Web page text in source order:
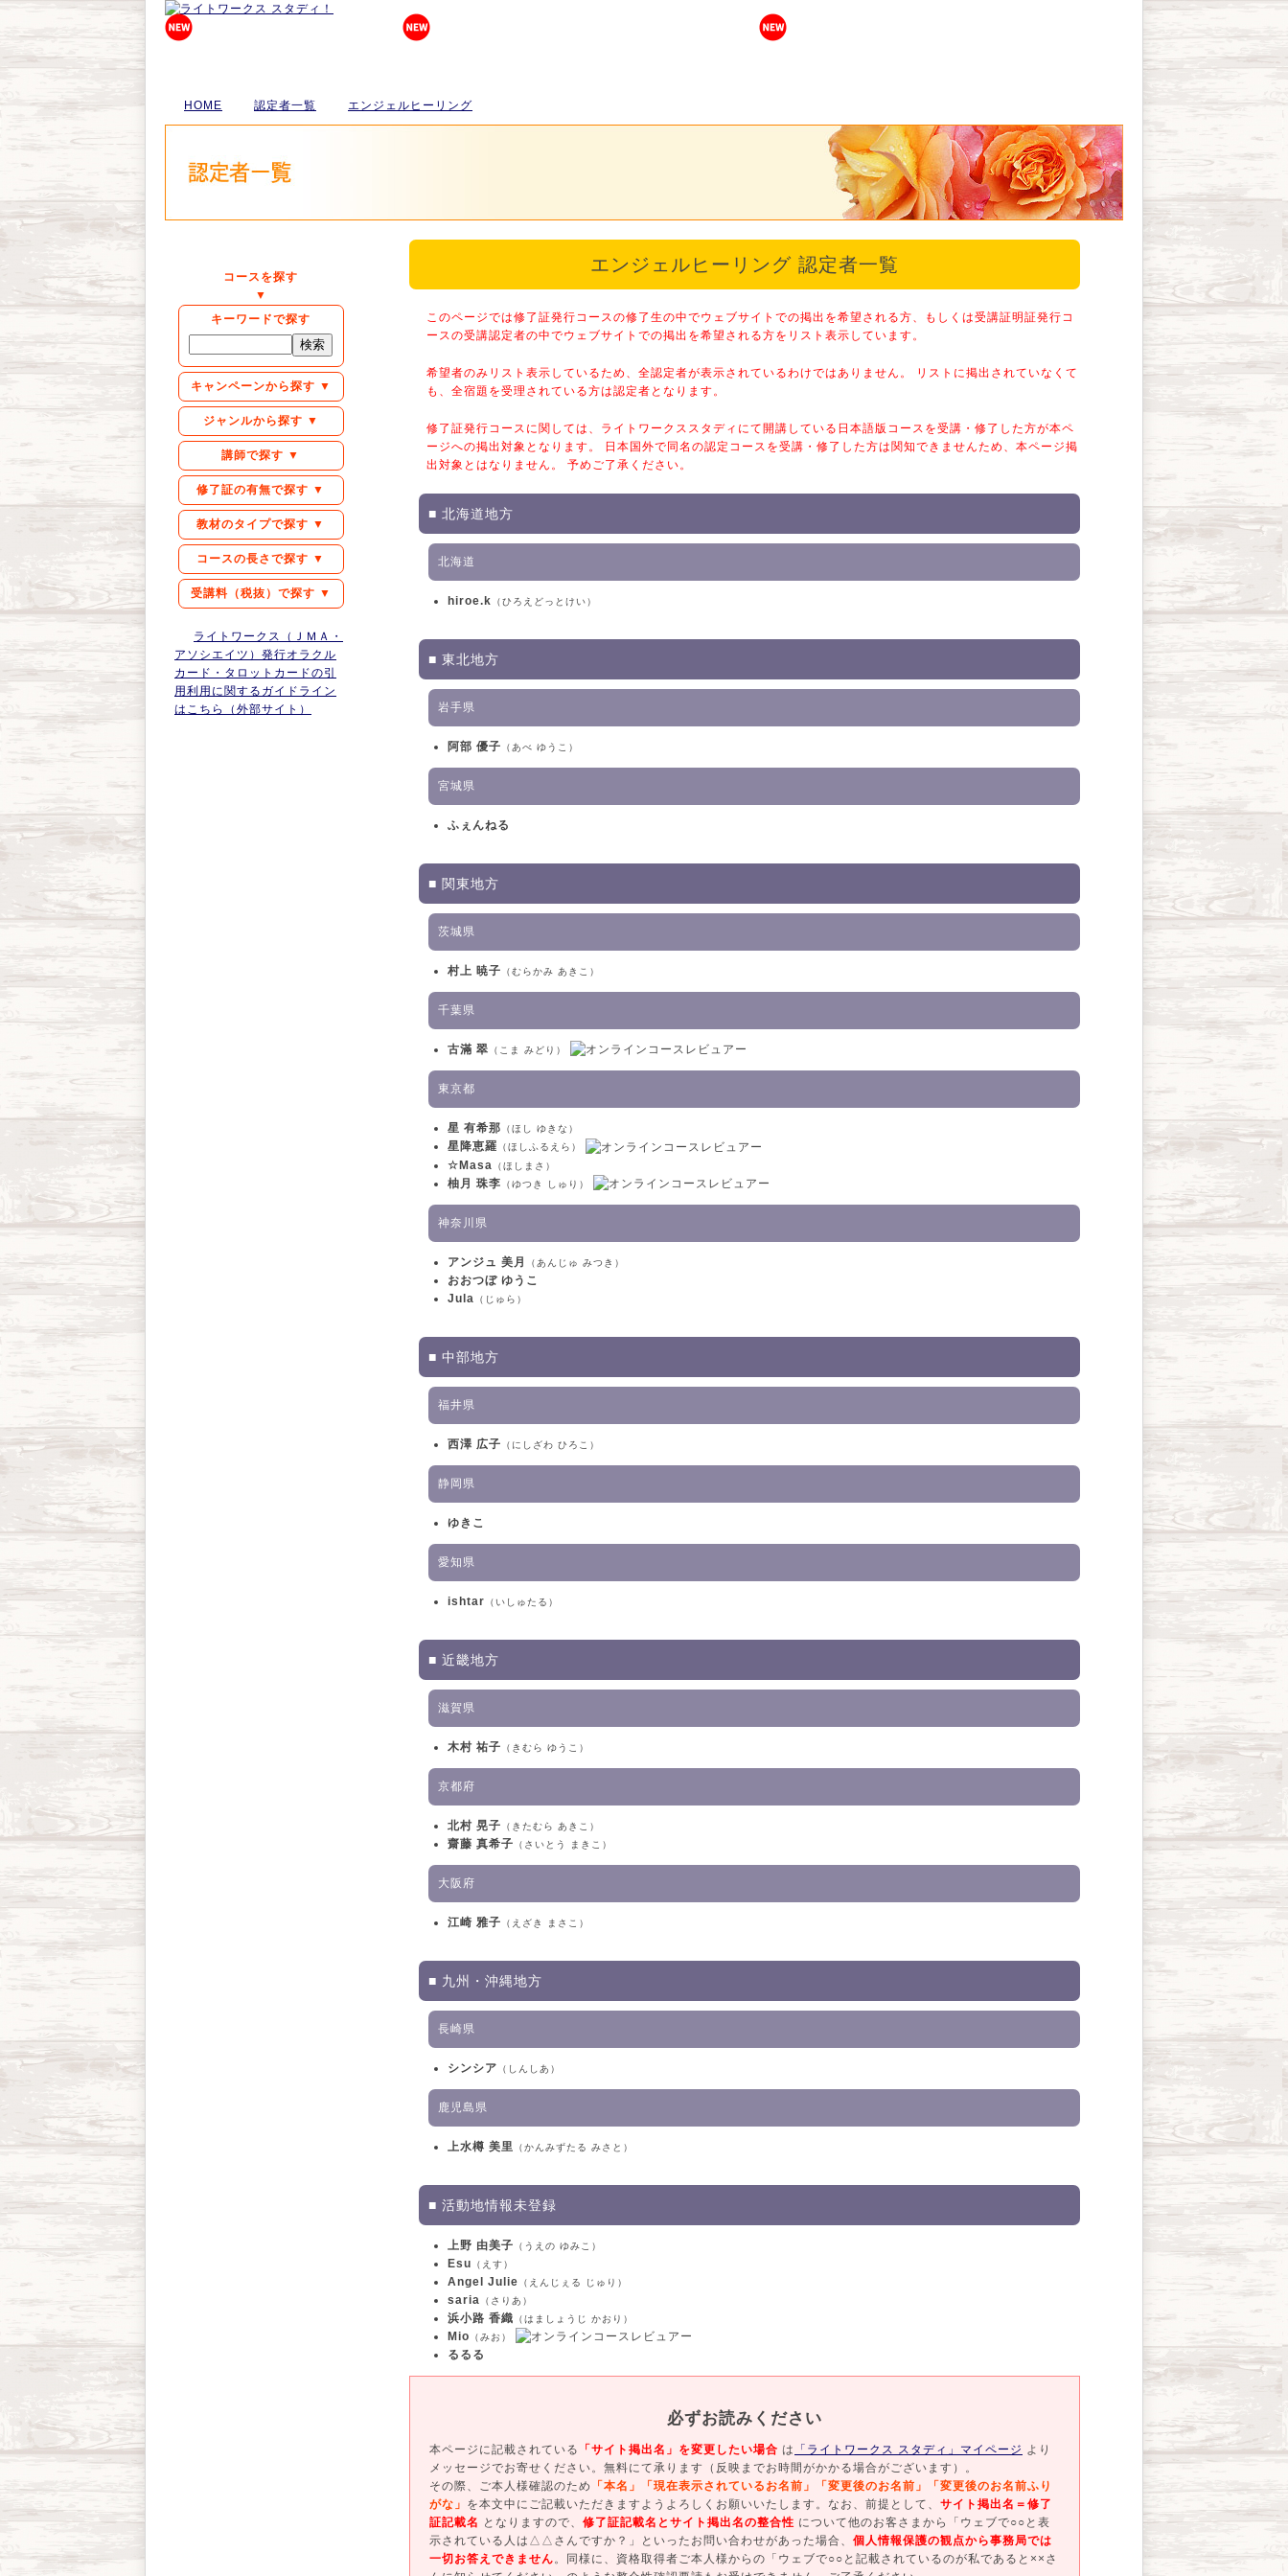
HOME 認定者一覧 エンジェルヒーリング
コースを探す
▼
キーワードで探す
キャンペーンから探す ▼
ジャンルから探す ▼
講師で探す ▼
修了証の有無で探す ▼
教材のタイプで探す ▼
コースの長さで探す ▼
受講料（税抜）で探す ▼
ライトワークス（ＪＭＡ・
アソシエイツ）発行オラクル
カード・タロットカードの引
用利用に関するガイドライン
はこちら（外部サイト）
エンジェルヒーリング 認定者一覧
このページでは修了証発行コースの修了生の中でウェブサイトでの掲出を希望される方、もしくは受講証明証発行コ
ースの受講認定者の中でウェブサイトでの掲出を希望される方をリスト表示しています。
希望者のみリスト表示しているため、全認定者が表示されているわけではありません。 リストに掲出されていなくて
も、全宿題を受理されている方は認定者となります。
修了証発行コースに関しては、ライトワークススタディにて開講している日本語版コースを受講・修了した方が本ペ
ージへの掲出対象となります。 日本国外で同名の認定コースを受講・修了した方は関知できませんため、本ページ掲
出対象とはなりません。 予めご了承ください。
■ 北海道地方
北海道
hiroe.k （ひろえどっとけい）
■ 東北地方
岩手県
阿部 優子 （あべ ゆうこ）
宮城県
ふぇんねる
■ 関東地方
茨城県
村上 暁子 （むらかみ あきこ）
千葉県
古滿 翠 （こま みどり）
東京都
星 有希那 （ほし ゆきな）
星降恵羅 （ほしふるえら）
☆Masa （ほしまさ）
柚月 珠李 （ゆつき しゅり）
神奈川県
アンジュ 美月 （あんじゅ みつき）
おおつぼ ゆうこ
Jula （じゅら）
■ 中部地方
福井県
西澤 広子 （にしざわ ひろこ）
静岡県
ゆきこ
愛知県
ishtar （いしゅたる）
■ 近畿地方
滋賀県
木村 祐子 （きむら ゆうこ）
京都府
北村 晃子 （きたむら あきこ）
齋藤 真希子 （さいとう まきこ）
大阪府
江崎 雅子 （えざき まさこ）
■ 九州・沖縄地方
長崎県
シンシア （しんしあ）
鹿児島県
上水樽 美里 （かんみずたる みさと）
■ 活動地情報未登録
上野 由美子 （うえの ゆみこ）
Esu （えす）
Angel Julie （えんじぇる じゅり）
saria （さりあ）
浜小路 香織 （はましょうじ かおり）
Mio （みお）
るるる
必ずお読みください
本ページに記載されている 「サイト掲出名」を変更したい場合 は 「ライトワークス スタディ」マイページ より
メッセージでお寄せください。無料にて承ります（反映までお時間がかかる場合がございます）。
その際、ご本人様確認のため
「本名」「現在表示されているお名前」「変更後のお名前」「変更後のお名前ふり
がな」 を本文中にご記載いただきますようよろしくお願いいたします。なお、前提として、 サイト掲出名＝修了
証記載名 となりますので、 修了証記載名とサイト掲出名の整合性 について他のお客さまから「ウェブで○○と表
示されている人は△△さんですか？」といったお問い合わせがあった場合、 個人情報保護の観点から事務局では
一切お答えできません。同様に、資格取得者ご本人様からの「ウェブで○○と記載されているのが私であると××さ